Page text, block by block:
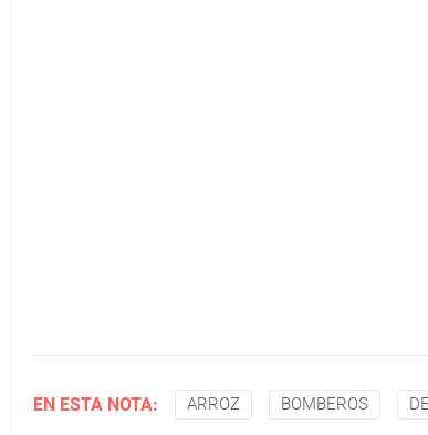
EN ESTA NOTA: ARROZ BOMBEROS